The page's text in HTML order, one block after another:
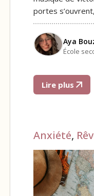
portes
Aya
École
Lire plus
Anxiété,